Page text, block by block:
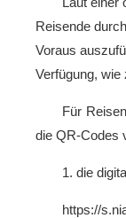
Reisende
Voraus
Verfügung, wie
Für
die QR-Codes
1. die
https://